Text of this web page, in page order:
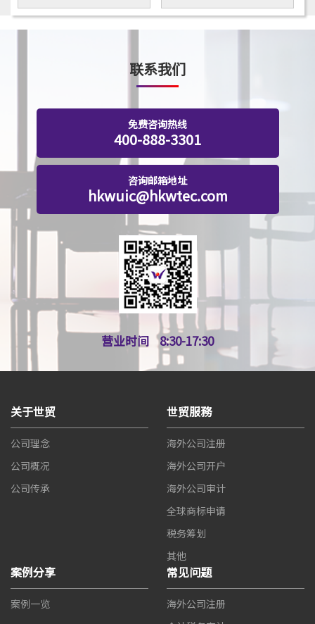
联系我们
免费咨询热线
400-888-3301
咨询邮箱地址
hkwuic@hkwtec.com
营业时间 8:30-17:30
关于世贸
公司理念
公司概况
公司传承
世贸服務
海外公司注册
海外公司开户
海外公司审计
全球商标申请
税务筹划
其他
案例分享
案例一览
常见问题
海外公司注册